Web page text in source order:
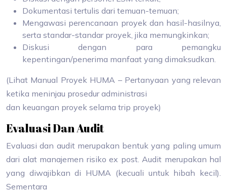
Dokumentasi tertulis dari temuan-temuan;
Mengawasi perencanaan proyek dan hasil-hasilnya,
serta standar-standar proyek, jika memungkinkan;
Diskusi dengan para pemangku
kepentingan/penerima manfaat yang dimaksudkan.
(Lihat Manual Proyek HUMA – Pertanyaan yang relevan
ketika meninjau prosedur administrasi
dan keuangan proyek selama trip proyek)
Evaluasi Dan Audit
Evaluasi dan audit merupakan bentuk yang paling umum
dari alat manajemen risiko ex post. Audit merupakan hal
yang diwajibkan di HUMA (kecuali untuk hibah kecil).
Sementara